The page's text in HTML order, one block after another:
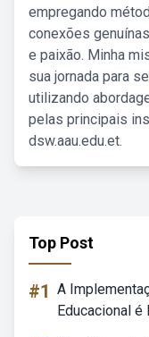
empregando
conexões
e paixão. Minha
sua jornada para
utilizando
pelas principais
dsw.aau.edu.et.
Top Post
#1 A
Educacional é